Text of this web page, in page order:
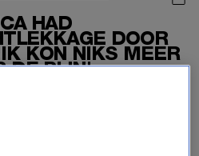
HAD
DOOR
KON NIKS MEER
DE PIJN'